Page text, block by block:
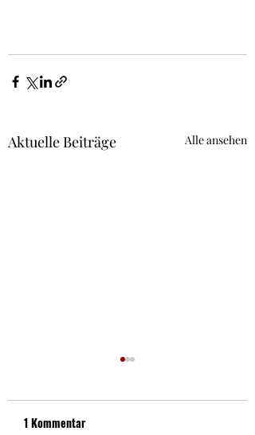
Aktuelle Beiträge Alle ansehen
1 Kommentar